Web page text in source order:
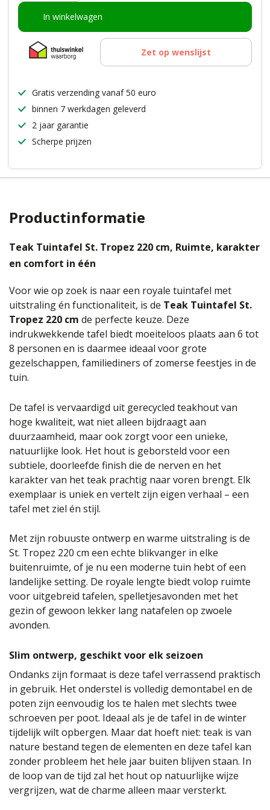
In winkelwagen
Zet op wenslijst
Gratis verzending vanaf 50 euro
binnen 7 werkdagen geleverd
2 jaar garantie
Scherpe prijzen
Productinformatie
Teak Tuintafel St. Tropez 220 cm, Ruimte, karakter
en comfort in één
Voor wie op zoek is naar een royale tuintafel met
uitstraling én functionaliteit, is de Teak Tuintafel St.
Tropez 220 cm de perfecte keuze. Deze
indrukwekkende tafel biedt moeiteloos plaats aan 6 tot
8 personen en is daarmee ideaal voor grote
gezelschappen, familiediners of zomerse feestjes in de
tuin.
De tafel is vervaardigd uit gerecycled teakhout van
hoge kwaliteit, wat niet alleen bijdraagt aan
duurzaamheid, maar ook zorgt voor een unieke,
natuurlijke look. Het hout is geborsteld voor een
subtiele, doorleefde finish die de nerven en het
karakter van het teak prachtig naar voren brengt. Elk
exemplaar is uniek en vertelt zijn eigen verhaal – een
tafel met ziel én stijl.
Met zijn robuuste ontwerp en warme uitstraling is de
St. Tropez 220 cm een echte blikvanger in elke
buitenruimte, of je nu een moderne tuin hebt of een
landelijke setting. De royale lengte biedt volop ruimte
voor uitgebreid tafelen, spelletjesavonden met het
gezin of gewoon lekker lang natafelen op zwoele
avonden.
Slim ontwerp, geschikt voor elk seizoen
Ondanks zijn formaat is deze tafel verrassend praktisch
in gebruik. Het onderstel is volledig demontabel en de
poten zijn eenvoudig los te halen met slechts twee
schroeven per poot. Ideaal als je de tafel in de winter
tijdelijk wilt opbergen. Maar dat hoeft niet: teak is van
nature bestand tegen de elementen en deze tafel kan
zonder probleem het hele jaar buiten blijven staan. In
de loop van de tijd zal het hout op natuurlijke wijze
vergrijzen, wat de charme alleen maar versterkt.